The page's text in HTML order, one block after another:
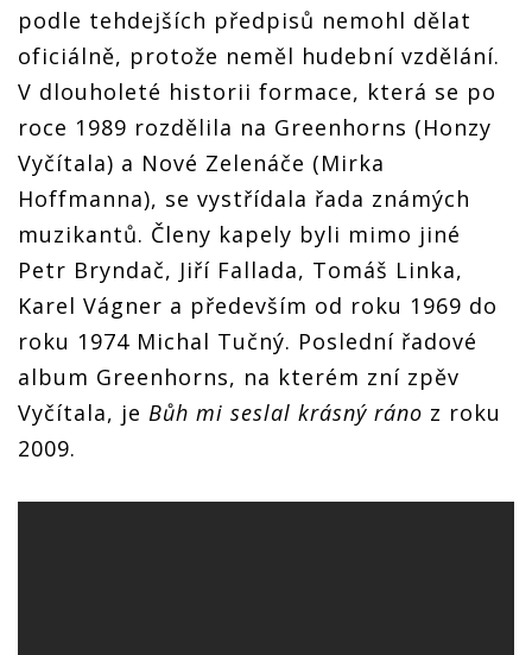
podle tehdejších předpisů nemohl dělat
oficiálně, protože neměl hudební vzdělání.
V dlouholeté historii formace, která se po
roce 1989 rozdělila na Greenhorns (Honzy
Vyčítala) a Nové Zelenáče (Mirka
Hoffmanna), se vystřídala řada známých
muzikantů. Členy kapely byli mimo jiné
Petr Bryndač, Jiří Fallada, Tomáš Linka,
Karel Vágner a především od roku 1969 do
roku 1974 Michal Tučný. Poslední řadové
album Greenhorns, na kterém zní zpěv
Vyčítala, je Bůh mi seslal krásný ráno z roku
2009.